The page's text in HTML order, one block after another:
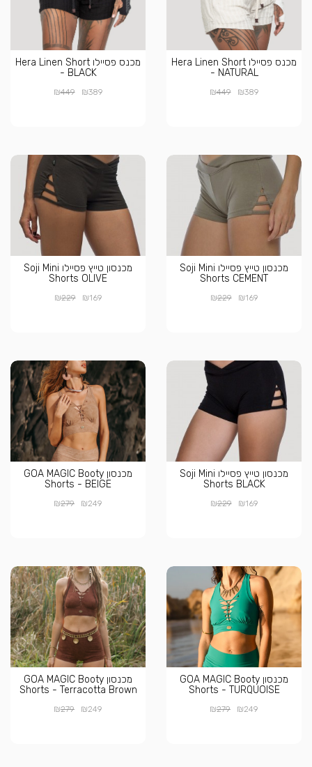
מכנס פסיילו Hera Linen Short
- NATURAL
₪389
₪449
מכנס פסיילו Hera Linen Short
- BLACK
₪389
₪449
מכנסון טייץ פסיילו Soji Mini
Shorts CEMENT
₪169
₪229
מכנסון טייץ פסיילו Soji Mini
Shorts OLIVE
₪169
₪229
מכנסון טייץ פסיילו Soji Mini
Shorts BLACK
₪169
₪229
מכנסון GOA MAGIC Booty
Shorts - BEIGE
₪249
₪279
מכנסון GOA MAGIC Booty
Shorts - TURQUOISE
₪249
₪279
מכנסון GOA MAGIC Booty
Shorts - Terracotta Brown
₪249
₪279